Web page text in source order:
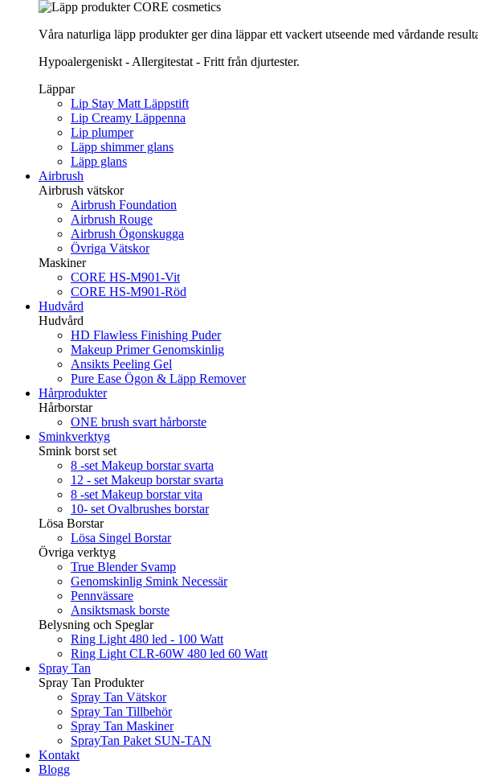
Våra naturliga läpp produkter ger dina läppar ett vackert utseende med vårdande
Hypoalergeniskt - Allergitestat - Fritt från djurtester.
Läppar
Lip Stay Matt Läppstift
Lip Creamy Läppenna
Lip plumper
Läpp shimmer glans
Läpp glans
Airbrush
Airbrush vätskor
Airbrush Foundation
Airbrush Rouge
Airbrush Ögonskugga
Övriga Vätskor
Maskiner
CORE HS-M901-Vit
CORE HS-M901-Röd
Hudvård
Hudvård
HD Flawless Finishing Puder
Makeup Primer Genomskinlig
Ansikts Peeling Gel
Pure Ease Ögon & Läpp Remover
Hårprodukter
Hårborstar
ONE brush svart hårborste
Sminkverktyg
Smink borst set
8 -set Makeup borstar svarta
12 - set Makeup borstar svarta
8 -set Makeup borstar vita
10- set Ovalbrushes borstar
Lösa Borstar
Lösa Singel Borstar
Övriga verktyg
True Blender Svamp
Genomskinlig Smink Necessär
Pennvässare
Ansiktsmask borste
Belysning och Speglar
Ring Light 480 led - 100 Watt
Ring Light CLR-60W 480 led 60 Watt
Spray Tan
Spray Tan Produkter
Spray Tan Vätskor
Spray Tan Tillbehör
Spray Tan Maskiner
SprayTan Paket SUN-TAN
Kontakt
Blogg